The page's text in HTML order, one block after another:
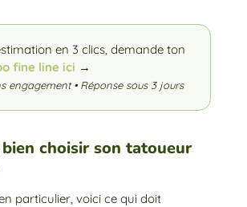
en 3 clics, demande ton
fine line ici →
engagement • Réponse sous 3 jours
choisir son tatoueur
particulier, voici ce qui doit